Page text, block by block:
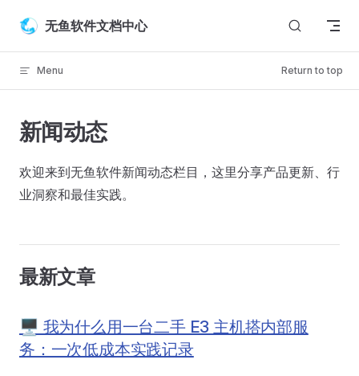
Skip to content
无鱼软件文档中心
Menu Return to top
新闻动态
欢迎来到无鱼软件新闻动态栏目，这里分享产品更新、行
业洞察和最佳实践。
最新文章
🖥️ 我为什么用一台二手 E3 主机搭内部服
务：一次低成本实践记录